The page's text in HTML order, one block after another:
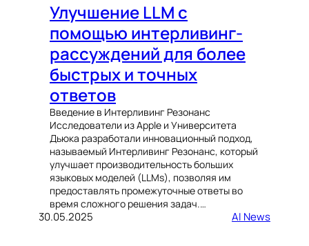
Улучшение LLM с
помощью интерливинг-
рассуждений для более
быстрых и точных
ответов
Введение в Интерливинг Резонанс
Исследователи из Apple и Университета
Дьюка разработали инновационный подход,
называемый Интерливинг Резонанс, который
улучшает производительность больших
языковых моделей (LLMs), позволяя им
предоставлять промежуточные ответы во
время сложного решения задач.…
30.05.2025 AI News